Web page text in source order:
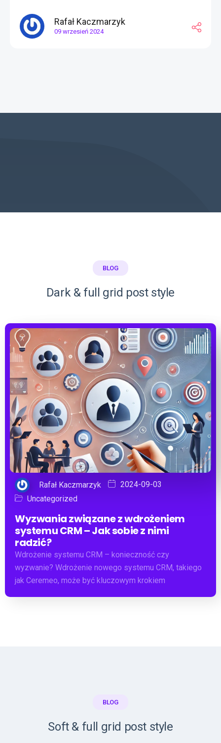
Rafał Kaczmarzyk
09 wrzesień 2024
BLOG
Dark & full grid post style
Rafał Kaczmarzyk
2024-09-03
Uncategorized
Wyzwania związane z wdrożeniem
systemu CRM – Jak sobie z nimi
radzić?
Wdrożenie systemu CRM – konieczność czy
wyzwanie? Wdrożenie nowego systemu CRM, takiego
jak Ceremeo, może być kluczowym krokiem
BLOG
Soft & full grid post style